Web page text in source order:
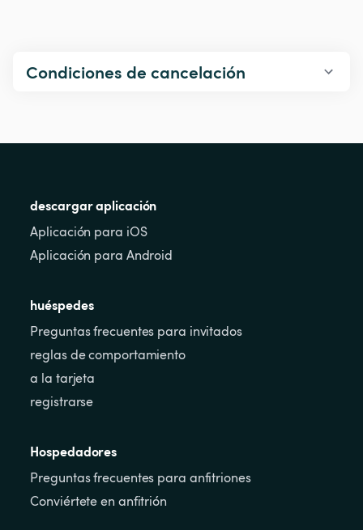
Condiciones de cancelación
descargar aplicación
Aplicación para iOS
Aplicación para Android
huéspedes
Preguntas frecuentes para invitados
reglas de comportamiento
a la tarjeta
registrarse
Hospedadores
Preguntas frecuentes para anfitriones
Conviértete en anfitrión